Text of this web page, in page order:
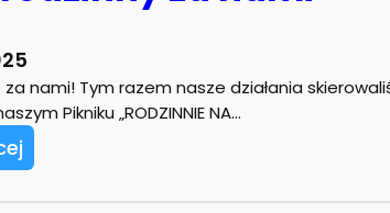
nami! Tym razem nasze działania
Pikniku „RODZINNIE NA…